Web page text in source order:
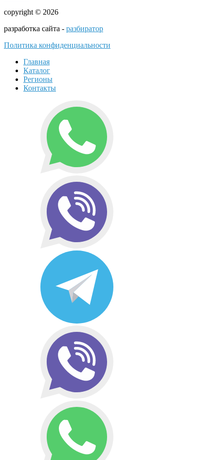
copyright © 2026
разработка сайта - разбиратор
Политика конфиденциальности
Главная
Каталог
Регионы
Контакты